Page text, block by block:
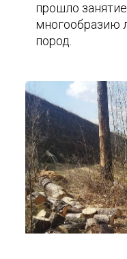
прошло
многообразию
пород.